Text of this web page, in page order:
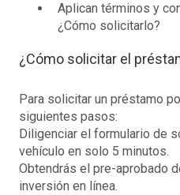
Aplican términos y
¿Cómo solicitarlo?
¿Cómo solicitar el
Para solicitar un préstamo
siguientes pasos:
Diligenciar el formulario de
vehículo en solo 5 minutos.
Obtendrás el pre-aprobado
inversión en línea.